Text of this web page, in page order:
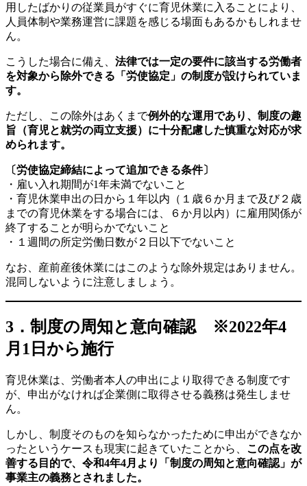
用したばかりの従業員がすぐに育児休業に入ることにより、
人員体制や業務運営に課題を感じる場面もあるかもしれませ
ん。
こうした場合に備え、 法律では一定の要件に該当する労働者
を対象から除外できる「労使協定」の制度が設けられていま
す。
ただし、この除外はあくまで例外的な運用であり、制度の趣
旨（育児と就労の両立支援）に十分配慮した慎重な対応が求
められます。
〔労使協定締結によって追加できる条件〕
・雇い入れ期間が1年未満でないこと
・育児休業申出の日から１年以内（１歳６か月まで及び２歳
までの育児休業をする場合には、６か月以内）に雇用関係が
終了することが明らかでないこと
・１週間の所定労働日数が２日以下でないこと
なお、産前産後休業にはこのような除外規定はありません。
混同しないように注意しましょう。
3． 制度の周知と意向確認
※2022年4
月1日から施行
育児休業は、労働者本人の申出により取得できる制度です
が、申出がなければ企業側に取得させる義務は発生しませ
ん。
しかし、制度そのものを知らなかったために申出ができなか
ったというケースも現実に起きていたことから、 この点を改
善する目的で、令和4年4月より「制度の周知と意向確認」が
事業主の義務とされました。